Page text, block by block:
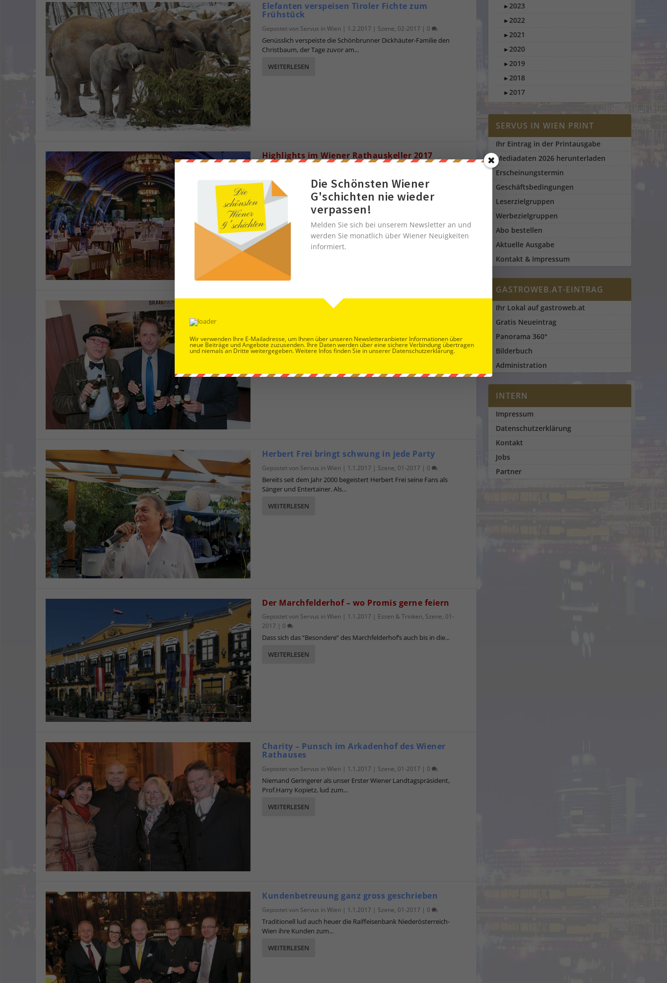
Elefanten verspeisen Tiroler Fichte zum
Frühstück
Gepostet von Servus in Wien | 1.2.2017 | Szene, 02-2017 | 0
Genüsslich verspeiste die Schönbrunner Dickhäuter-Familie den
Christbaum, der Tage zuvor am...
WEITERLESEN
Highlights im Wiener Rathauskeller 2017
Ein neues Jahr beginnt und es gibt wieder viele Highlights im Wiener
Rathauskeller, bei denen sich...
Brau Union Bierkulturbericht 2016
“Nachhaltigkeit ist für den Österreicher genauso wichtig, wie
regionale Rohstoffe. Dies ist...
Herbert Frei bringt schwung in jede Party
Gepostet von Servus in Wien | 1.1.2017 | Szene, 01-2017 | 0
Bereits seit dem Jahr 2000 begeistert Herbert Frei seine Fans als
Sänger und Entertainer. Als...
WEITERLESEN
Der Marchfelderhof – wo Promis gerne feiern
Gepostet von Servus in Wien | 1.1.2017 | Essen & Trinken, Szene, 01-
2017 | 0
Dass sich das “Besondere” des Marchfelderhof’s auch bis in die...
WEITERLESEN
Charity – Punsch im Arkadenhof des Wiener
Rathauses
Gepostet von Servus in Wien | 1.1.2017 | Szene, 01-2017 | 0
Niemand Geringerer als unser Erster Wiener Landtagspräsident,
Prof.Harry Kopietz, lud zum...
WEITERLESEN
Kundenbetreuung ganz gross geschrieben
Gepostet von Servus in Wien | 1.1.2017 | Szene, 01-2017 | 0
Traditionell lud auch heuer die Raiffeisenbank Niederösterreich-
Wien ihre Kunden zum...
WEITERLESEN
► 2023
► 2022
► 2021
► 2020
► 2019
► 2018
► 2017
SERVUS IN WIEN PRINT
Ihr Eintrag in der Printausgabe
Mediadaten 2026 herunterladen
Erscheinungstermin
Geschäftsbedingungen
Leserzielgruppen
Werbezielgruppen
Abo bestellen
Aktuelle Ausgabe
Kontakt & Impressum
GASTROWEB.AT-EINTRAG
Ihr Lokal auf gastroweb.at
Gratis Neueintrag
Panorama 360°
Bilderbuch
Administration
INTERN
Impressum
Datenschutzerklärung
Kontakt
Jobs
Partner
Die Schönsten Wiener
G'schichten nie wieder
verpassen!
Melden Sie sich bei unserem Newsletter an und
werden Sie monatlich über Wiener Neuigkeiten
informiert.
Wir verwenden Ihre E-Mailadresse, um Ihnen über unseren Newsletteranbieter Informationen über
neue Beiträge und Angebote zuzusenden. Ihre Daten werden über eine sichere Verbindung übertragen
und niemals an Dritte weitergegeben. Weitere Infos finden Sie in unserer Datenschutzerklärung.